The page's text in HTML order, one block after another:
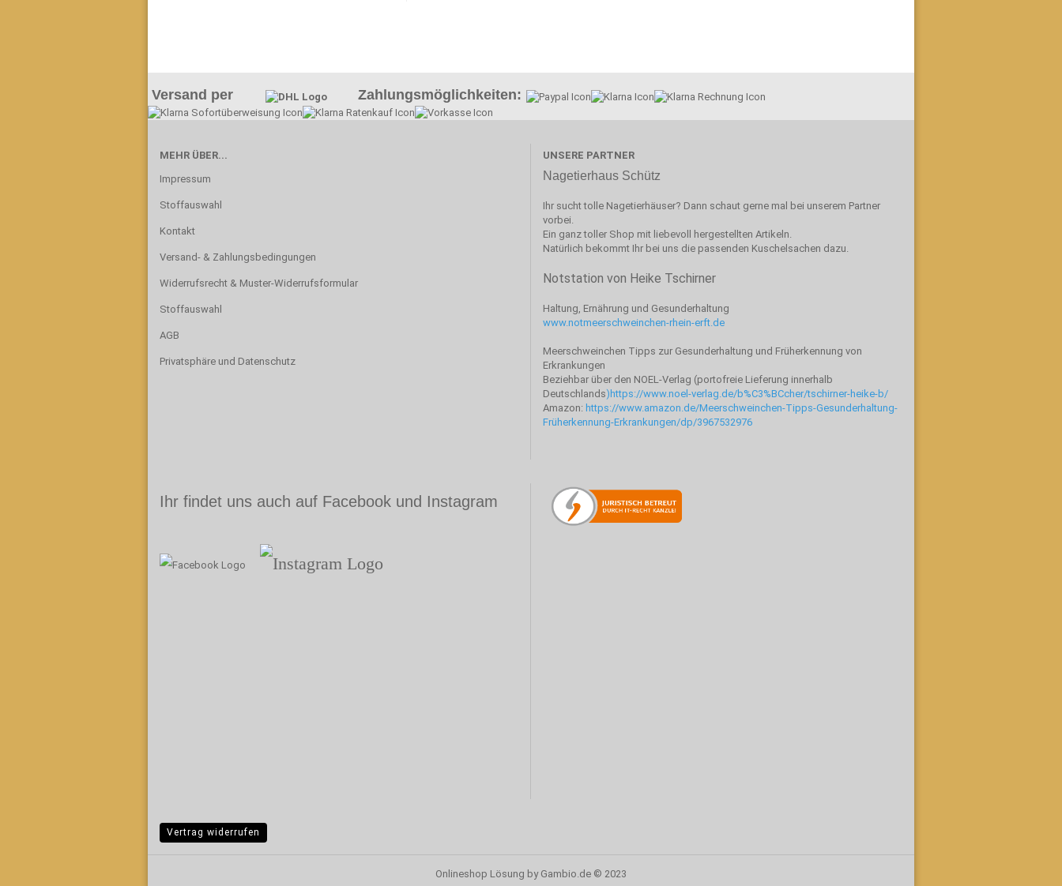
Versand per Zahlungsmöglichkeiten:
MEHR ÜBER...
Impressum
Stoffauswahl
Kontakt
Versand- & Zahlungsbedingungen
Widerrufsrecht & Muster-Widerrufsformular
Stoffauswahl
AGB
Privatsphäre und Datenschutz
UNSERE PARTNER
Nagetierhaus Schütz
Ihr sucht tolle Nagetierhäuser? Dann schaut gerne mal bei unserem Partner
vorbei.
Ein ganz toller Shop mit liebevoll hergestellten Artikeln.
Natürlich bekommt Ihr bei uns die passenden Kuschelsachen dazu.
Notstation von Heike Tschirner
Haltung, Ernährung und Gesunderhaltung
www.notmeerschweinchen-rhein-erft.de
Meerschweinchen Tipps zur Gesunderhaltung und Früherkennung von
Erkrankungen
Beziehbar über den NOEL-Verlag (portofreie Lieferung innerhalb
Deutschlands)https://www.noel-verlag.de/b%C3%BCcher/tschirner-heike-b/
Amazon: https://www.amazon.de/Meerschweinchen-Tipps-Gesunderhaltung-
Früherkennung-Erkrankungen/dp/3967532976
Ihr findet uns auch auf Facebook und Instagram
Vertrag widerrufen
Onlineshop Lösung by Gambio.de © 2023